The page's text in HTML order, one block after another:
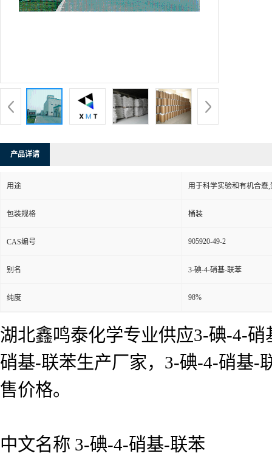
产品详请
用途 用于科学实验和有机合憃
包装规格 桶装
CAS编号 905920-49-2
别名 3-碘-4-硝基-联苯
纯度 98%
湖北鑫鸣泰化学专业供应3-碘-4-
硝基-联苯生产厂家，3-碘-4-硝基-
售价格。
中文名称 3-碘-4-硝基-联苯